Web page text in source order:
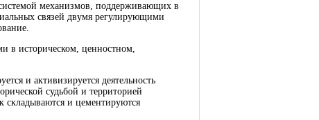
механизмов, поддерживающих в
связей двумя регулирующими
в историческом, ценностном,
и активизируется деятельность
судьбой и территорией
складываются и цементируются